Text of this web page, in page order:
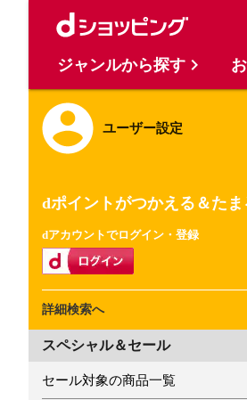
ユーザー設定
dポイントがつかえる＆たま
dアカウントでログイン・登録
詳細検索へ
スペシャル＆セール
セール対象の商品一覧
ジャンルから探す